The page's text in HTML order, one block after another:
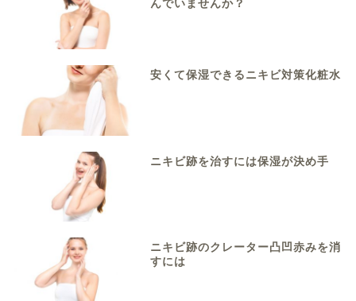
んでいませんか？
安くて保湿できるニキビ対策化粧水
ニキビ跡を治すには保湿が決め手
ニキビ跡のクレーター凸凹赤みを消
すには